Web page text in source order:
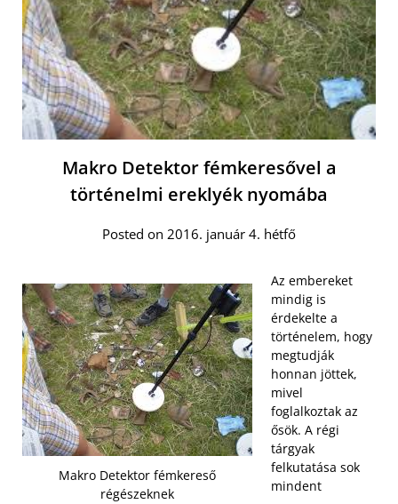
Makro Detektor fémkeresővel a
történelmi ereklyék nyomába
Posted on 2016. január 4. hétfő
Makro Detektor fémkereső
régészeknek
Az embereket
mindig is
érdekelte a
történelem, hogy
megtudják
honnan jöttek,
mivel
foglalkoztak az
ősök. A régi
tárgyak
felkutatása sok
mindent